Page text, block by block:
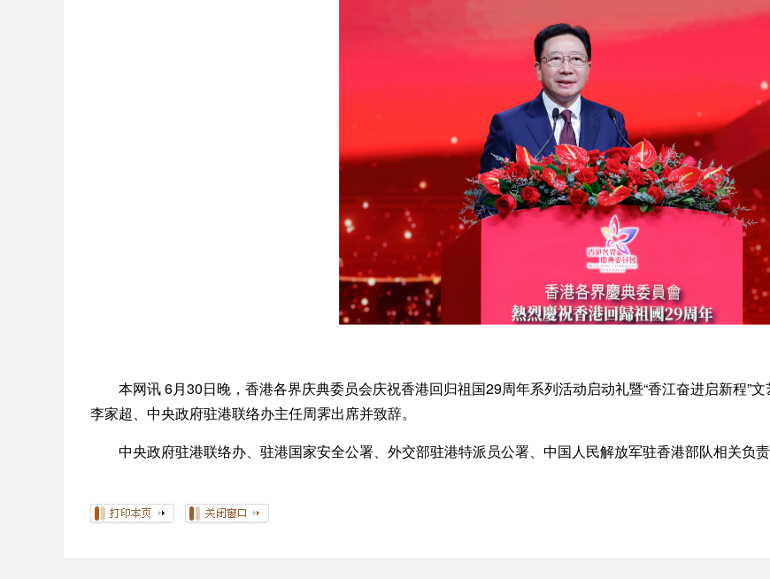
本网讯 6月30日晚，香港各界庆典委员会庆祝香港回归祖国29周年系列活动启动礼暨“香江奋进启新程”
李家超、中央政府驻港联络办主任周霁出席并致辞。
中央政府驻港联络办、驻港国家安全公署、外交部驻港特派员公署、中国人民解放军驻香港部队相关负责